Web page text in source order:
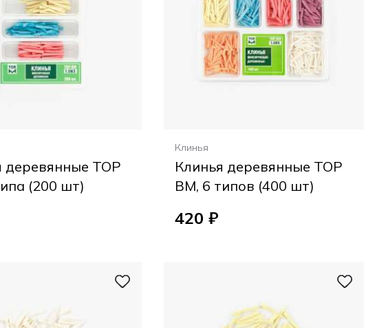
деревянные ТОР
(200 шт)
Клинья
Клинья деревянные ТОР
ВМ, 6 типов (400 шт)
420 ₽